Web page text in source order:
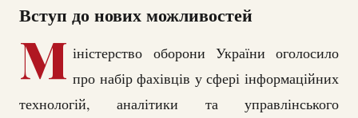
Вступ до нових можливостей
М іністерство оборони України оголосило
про набір фахівців у сфері інформаційних
технологій, аналітики та управлінського